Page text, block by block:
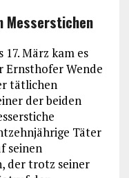
Messerstichen
März kam es
Ernsthofer Wende
tätlichen
der beiden
Täter
seinen
der trotz seiner